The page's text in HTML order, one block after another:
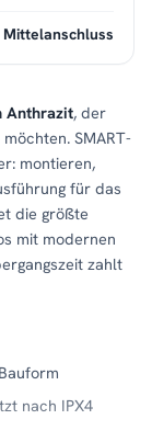
Anthrazit, der
SMART-
montieren,
für das
die größte
mit modernen
zahlt
nach IPX4